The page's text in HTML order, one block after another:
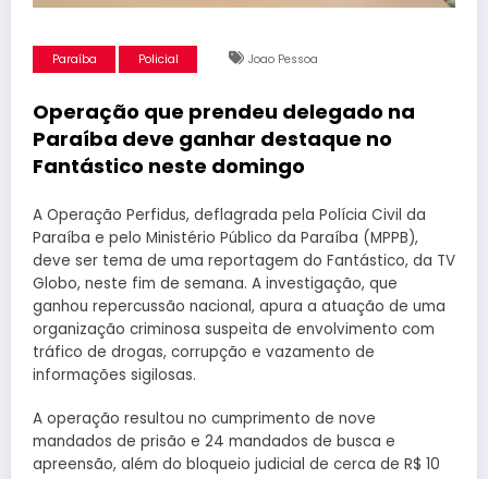
Paraíba Policial Joao Pessoa
Operação que prendeu delegado na
Paraíba deve ganhar destaque no
Fantástico neste domingo
A Operação Perfidus, deflagrada pela Polícia Civil da
Paraíba e pelo Ministério Público da Paraíba (MPPB),
deve ser tema de uma reportagem do Fantástico, da TV
Globo, neste fim de semana. A investigação, que
ganhou repercussão nacional, apura a atuação de uma
organização criminosa suspeita de envolvimento com
tráfico de drogas, corrupção e vazamento de
informações sigilosas.
A operação resultou no cumprimento de nove
mandados de prisão e 24 mandados de busca e
apreensão, além do bloqueio judicial de cerca de R$ 10